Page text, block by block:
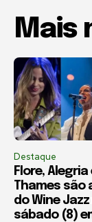
Mais
Destaque
Flore, Alegria
Thames são
do Wine
sábado (8)